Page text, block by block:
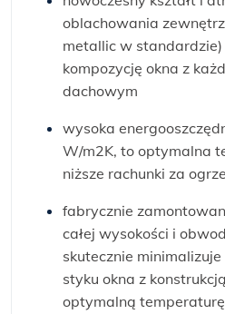
oblachowania
metallic w
kompozycję okna z
dachowym
wysoka
W/m2K, to optymalna
niższe rachunki za
fabrycznie
całej wysokości i
skutecznie
styku okna z
optymalną